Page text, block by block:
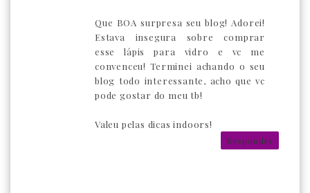
Que BOA surpresa seu blog! Adorei!
Estava insegura sobre comprar
esse lápis para vidro e vc me
convenceu! Terminei achando o seu
blog todo interessante, acho que vc
pode gostar do meu tb!
Valeu pelas dicas indoors!
Responder